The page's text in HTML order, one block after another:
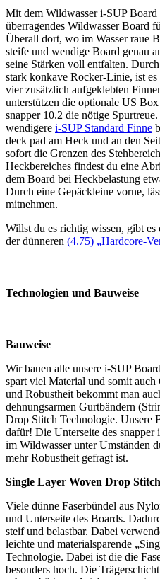
Mit dem Wildwasser i-SUP
überragendes Wildwasser Board
Überall dort, wo im Wasser raue
steife und wendige Board genau
seine Stärken voll entfalten.
stark konkave Rocker-Linie, ist
vier zusätzlich aufgeklebten
unterstützen die optionale US
snapper 10.2 die nötige
wendigere i-SUP Standard Finne
deck pad am Heck und an den
sofort die Grenzen des
Heckbereiches findest du eine
dem Board bei Heckbelastung
Durch eine Gepäckleine vorne,
mitnehmen.
Willst du es richtig wissen, gibt
der dünneren (4.75) „Hardcore-
Technologien und Bauweise
Bauweise
Wir bauen alle unsere i-SUP
spart viel Material und somit
und Robustheit bekommt man
dehnungsarmen Gurtbändern
Drop Stitch Technologie. Unsere
dafür! Die Unterseite des
im Wildwasser unter Umständen
mehr Robustheit gefragt ist.
Single Layer Woven Drop Stitch
Viele dünne Faserbündel aus
und Unterseite des Boards.
steif und belastbar. Dabei
leichte und materialsparende
Technologie. Dabei ist die die
besonders hoch. Die